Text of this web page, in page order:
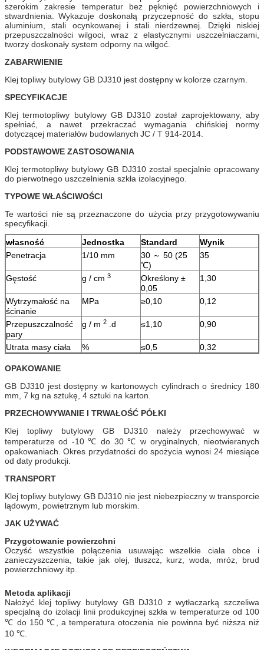
szerokim zakresie temperatur bez pęknięć powierzchniowych i
stwardnienia.
Wykazuje doskonałą przyczepność do szkła, stopu
aluminium, stali ocynkowanej i stali nierdzewnej.
Dzięki niskiej
przepuszczalności wilgoci, wraz z elastycznymi uszczelniaczami,
tworzy doskonały system odporny na wilgoć.
ZABARWIENIE
Klej topliwy butylowy GB DJ310 jest dostępny w kolorze czarnym.
SPECYFIKACJE
Klej termotopliwy butylowy GB DJ310 został zaprojektowany, aby
spełniać, a nawet przekraczać wymagania chińskiej normy
dotyczącej materiałów budowlanych JC / T 914-2014.
PODSTAWOWE ZASTOSOWANIA
Klej termotopliwy butylowy GB DJ310 został specjalnie opracowany
do pierwotnego uszczelnienia szkła izolacyjnego.
TYPOWE WŁAŚCIWOŚCI
Te wartości nie są przeznaczone do użycia przy przygotowywaniu
specyfikacji.
własność
Jednostka Standard
Wynik
Penetracja
1/10 mm
30 ～ 50 (25
℃)
35
Gęstość g / cm 3
Określony ±
0,05
1,30
Wytrzymałość na
ścinanie
MPa ≥0,10 0,12
Przepuszczalność
pary
g / m 2 .d ≤1,10 0,90
Utrata masy ciała % ≤0,5 0,32
OPAKOWANIE
GB DJ310 jest dostępny w kartonowych cylindrach o średnicy 180
mm, 7 kg na sztukę, 4 sztuki na karton.
PRZECHOWYWANIE I TRWAŁOŚĆ PÓŁKI
Klej topliwy butylowy GB DJ310 należy przechowywać w
temperaturze od -10 ℃ do 30 ℃ w oryginalnych, nieotwieranych
opakowaniach. Okres przydatności do spożycia wynosi 24 miesiące
od daty produkcji.
TRANSPORT
Klej topliwy butylowy GB DJ310 nie jest niebezpieczny w transporcie
lądowym, powietrznym lub morskim.
JAK UŻYWAĆ
Przygotowanie powierzchni
Oczyść wszystkie połączenia usuwając wszelkie ciała obce i
zanieczyszczenia, takie jak olej, tłuszcz, kurz, woda, mróz, brud
powierzchniowy itp.
Metoda aplikacji
Nałożyć klej topliwy butylowy GB DJ310 z wytłaczarką szczeliwa
specjalną do izolacji linii produkcyjnej szkła w temperaturze od 100
℃ do 150 ℃, a temperatura otoczenia nie powinna być niższa niż
10 ℃.